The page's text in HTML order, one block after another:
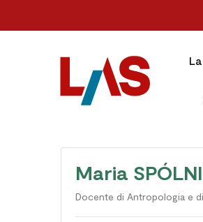
Maria
Docente di Antropologia e di